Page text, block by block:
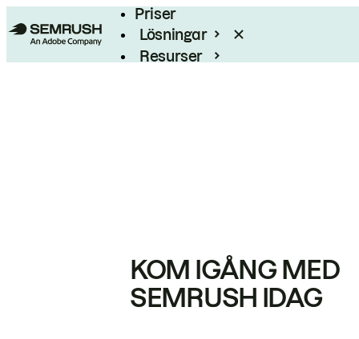
Priser
Lösningar
Resurser
KOM IGÅNG MED
SEMRUSH IDAG